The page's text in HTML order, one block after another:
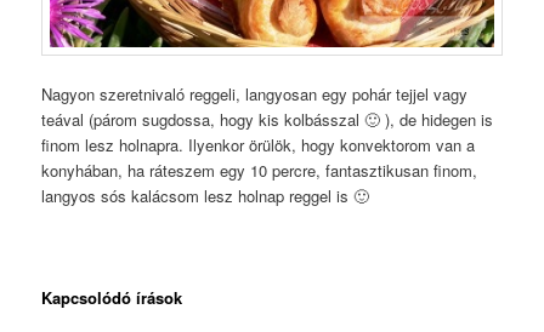
Nagyon szeretnivaló reggeli, langyosan egy pohár tejjel vagy
teával (párom sugdossa, hogy kis kolbásszal 🙂 ), de hidegen is
finom lesz holnapra. Ilyenkor örülök, hogy konvektorom van a
konyhában, ha ráteszem egy 10 percre, fantasztikusan finom,
langyos sós kalácsom lesz holnap reggel is 🙂
Kapcsolódó írások